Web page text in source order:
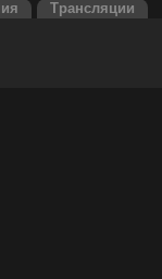
Трансляции